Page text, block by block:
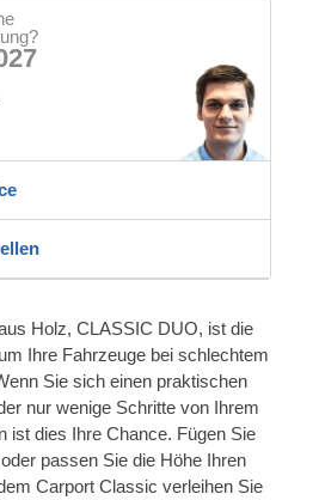
Holz, CLASSIC DUO, ist die
Ihre Fahrzeuge bei schlechtem
Sie sich einen praktischen
nur wenige Schritte von Ihrem
ist dies Ihre Chance. Fügen Sie
passen Sie die Höhe Ihren
Carport Classic verleihen Sie